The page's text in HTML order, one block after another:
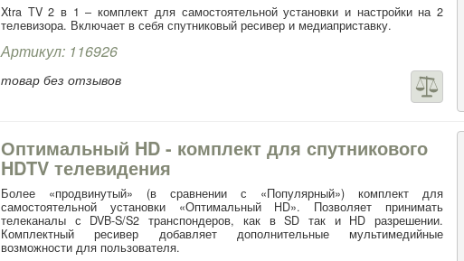
Xtra TV 2 в 1 – комплект для самостоятельной установки и настройки на 2
телевизора. Включает в себя спутниковый ресивер и медиаприставку.
Артикул: 116926
товар без отзывов
Оптимальный HD - комплект для спутникового
HDTV телевидения
Более «продвинутый» (в сравнении с «Популярный») комплект для
самостоятельной установки «Оптимальный HD». Позволяет принимать
телеканалы с DVB-S/S2 транспондеров, как в SD так и HD разрешении.
Комплектный ресивер добавляет дополнительные мультимедийные
возможности для пользователя.